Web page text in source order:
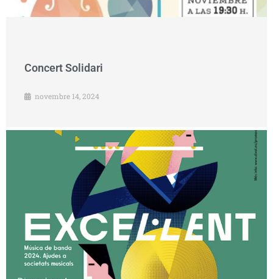
Concert Solidari
novembre 14, 2024